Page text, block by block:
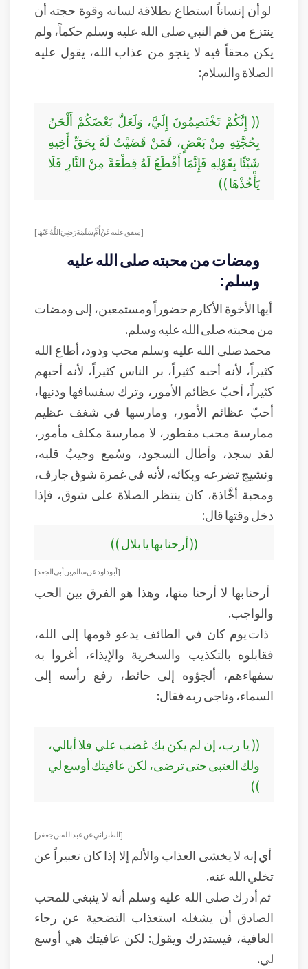
لو أن إنساناً استطاع بطلاقة لسانه وقوة حجته أن
ينتزع من فم النبي صلى الله عليه وسلم حكماً، ولم
يكن محقاً فيه لا ينجو من عذاب الله، يقول عليه
الصلاة والسلام:
(( إِنَّكُمْ تَخْتَصِمُونَ إِلَيَّ، وَلَعَلَّ بَعْضَكُمْ أَلْحَنُ
بِحُجَّتِهِ مِنْ بَعْضٍ، فَمَنْ قَضَيْتُ لَهُ بِحَقِّ أَخِيهِ
شَيْئًا بِقَوْلِهِ فَإِنَّمَا أَقْطَعُ لَهُ قِطْعَةً مِنْ النَّارِ فَلَا
يَأْخُذْهَا ))
[ متفق عليه عَنْ أُمِّ سَلَمَةَ رَضِيَ اللَّهُ عَنْهَا]
ومضات من محبته صلى الله عليه
وسلم:
أيها الأخوة الأكارم حضوراً ومستمعين، إلى ومضات
من محبته صلى الله عليه وسلم.
محمد صلى الله عليه وسلم محب ودود، أطاع الله
كثيراً، لأنه أحبه كثيراً، بر الناس كثيراً، لأنه أحبهم
كثيراً، أحبّ عظائم الأمور، وترك سفسافها ودنيها،
أحبّ عظائم الأمور، ومارسها في شغف عظيم
ممارسة محب مفطور، لا ممارسة مكلف مأمور،
لقد سجد، وأطال السجود، وسُمع وجيبُ قلبه،
ونشيج تضرعه وبكائه، لأنه في غمرة شوق جارف،
ومحبة أخَّاذة، كان ينتظر الصلاة على شوق، فإذا
دخل وقتها قال:
(( أرحنا بها يا بلال ))
[ أبو داود عن سالم بن أبي الجعد ]
أرحنا بها لا أرحنا منها، وهذا هو الفرق بين الحب
والواجب.
ذات يوم كان في الطائف يدعو قومها إلى الله،
فقابلوه بالتكذيب والسخرية والإيذاء، أغروا به
سفهاءهم، ألجؤوه إلى حائط، رفع رأسه إلى
السماء، وناجى ربه فقال:
(( يا رب، إن لم يكن بك غضب علي فلا أبالي،
ولك العتبى حتى ترضى، لكن عافيتك أوسع لي
))
[ الطبراني عن عبد الله بن جعفر ]
أي إنه لا يخشى العذاب والألم إلا إذا كان تعبيراً عن
تخلي الله عنه.
ثم أدرك صلى الله عليه وسلم أنه لا ينبغي للمحب
الصادق أن يشغله استعذاب التضحية عن رجاء
العافية، فيستدرك ويقول: لكن عافيتك هي أوسع
لي.